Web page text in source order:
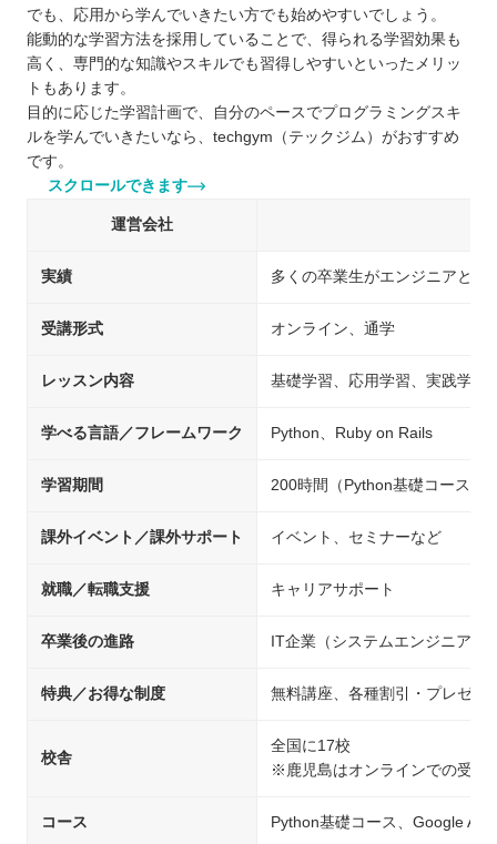
でも、応用から学んでいきたい方でも始めやすいでしょう。
能動的な学習方法を採用していることで、得られる学習効果も
高く、専門的な知識やスキルでも習得しやすいといったメリッ
トもあります。
目的に応じた学習計画で、自分のペースでプログラミングスキ
ルを学んでいきたいなら、techgym（テックジム）がおすすめ
です。
スクロールできます
運営会社
実績 多くの卒業生がエンジニアとし
受講形式 オンライン、通学
レッスン内容 基礎学習、応用学習、実践学習
学べる言語／フレームワーク Python、Ruby on Rails
学習期間 200時間（Python基礎コース）
課外イベント／課外サポート イベント、セミナーなど
就職／転職支援 キャリアサポート
卒業後の進路 IT企業（システムエンジニア/
特典／お得な制度 無料講座、各種割引・プレゼン
校舎
全国に17校
※鹿児島はオンラインでの受講
コース Python基礎コース、Google